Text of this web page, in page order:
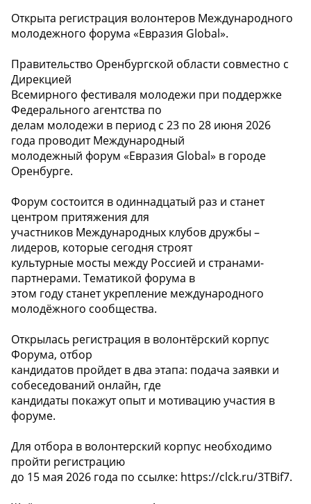
Открыта регистрация волонтеров Международного
молодежного форума «Евразия Global».
Правительство Оренбургской области совместно с
Дирекцией
Всемирного фестиваля молодежи при поддержке
Федерального агентства по
делам молодежи в период с 23 по 28 июня 2026
года проводит Международный
молодежный форум «Евразия Global» в городе
Оренбурге.
Форум состоится в одиннадцатый раз и станет
центром притяжения для
участников Международных клубов дружбы –
лидеров, которые сегодня строят
культурные мосты между Россией и странами-
партнерами. Тематикой форума в
этом году станет укрепление международного
молодёжного сообщества.
Открылась регистрация в волонтёрский корпус
Форума, отбор
кандидатов пройдет в два этапа: подача заявки и
собеседований онлайн, где
кандидаты покажут опыт и мотивацию участия в
форуме.
Для отбора в волонтерский корпус необходимо
пройти регистрацию
до 15 мая 2026 года по ссылке: https://clck.ru/3TBif7.